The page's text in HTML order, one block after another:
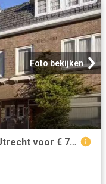
Foto bekijken
Huis te koop Amaliastraat 34 in Utrecht voor € 750.000